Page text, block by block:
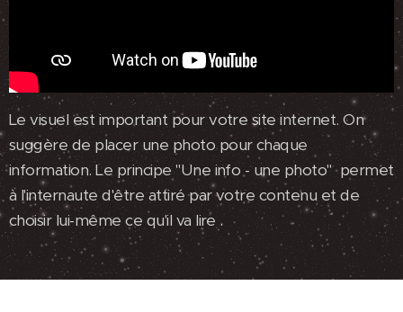
Le visuel est important pour votre site internet. On
suggère de placer une photo pour chaque
information. Le principe "Une info - une photo" permet
à l'internaute d'être attiré par votre contenu et de
choisir lui-même ce qu'il va lire .